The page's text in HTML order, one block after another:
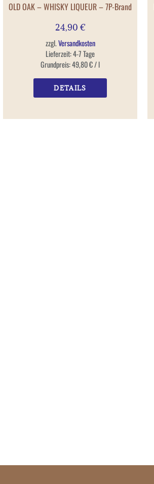
OLD OAK – WHISKY LIQUEUR – 7P-Brand
24,90 €
zzgl.Versandkosten
Lieferzeit:4-7 Tage
Grundpreis:49,80€/l
DETAILS